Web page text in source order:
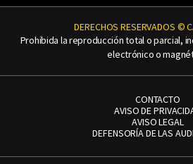
DERECHOS RESERVADOS ©
Prohibida la reproducción total o parcial,
electrónico o
CONTACTO
AVISO DE
AVISO LEGAL
DEFENSORÍA DE LAS